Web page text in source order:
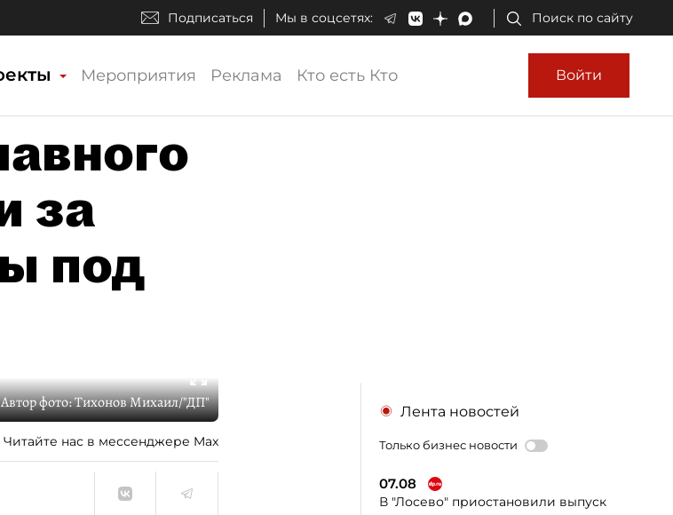
Подписаться Мы в соцсетях: Поиск по сайту
Мероприятия Реклама Кто есть Кто Войти
за
под
Автор фото:Тихонов Михаил/"ДП"
Читайте нас в мессенджере Max
Лента новостей
Только бизнес новости
07.08
В "Лосево" приостановили выпуск